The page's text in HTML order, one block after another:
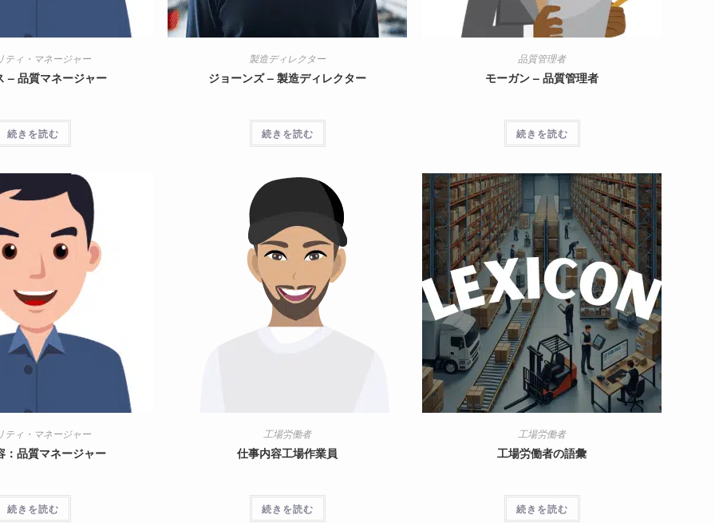
ティ・マネージャー
– 品質マネージャー
続きを読む
製造ディレクター
ジョーンズ – 製造ディレクター
続きを読む
品質管理者
モーガン – 品質管理者
続きを読む
ティ・マネージャー
：品質マネージャー
続きを読む
工場労働者
仕事内容工場作業員
続きを読む
工場労働者
工場労働者の語彙
続きを読む